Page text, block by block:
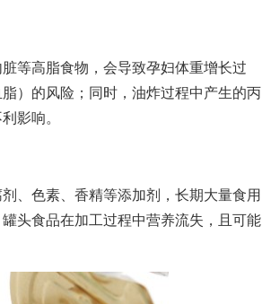
高脂食物，会导致孕妇体重增长过
）的风险；同时，油炸过程中产生的丙
影响。
色素、香精等添加剂，长期大量食用
头食品在加工过程中营养流失，且可能